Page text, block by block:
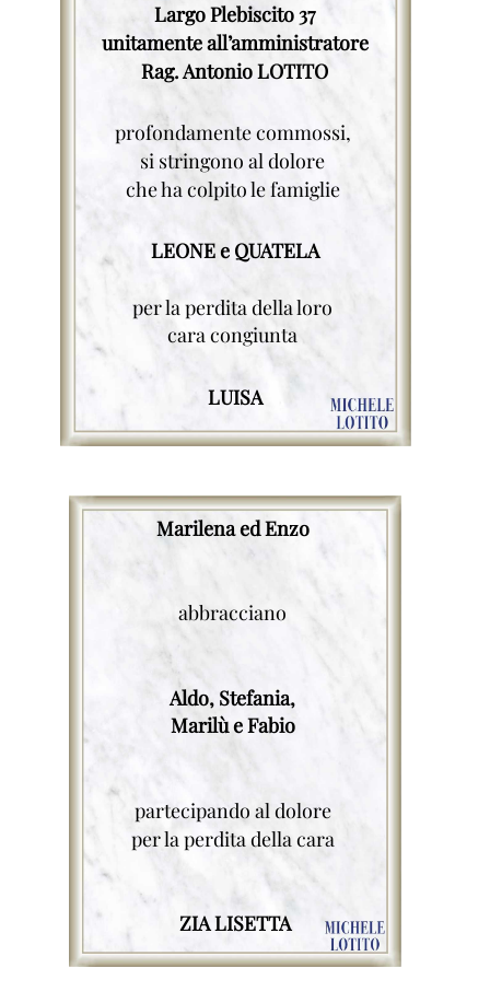
Largo Plebiscito 37
unitamente all’amministratore
Rag. Antonio LOTITO
profondamente commossi,
si stringono al dolore
che ha colpito le famiglie
LEONE e QUATELA
per la perdita della loro
cara congiunta
LUISA
Marilena ed Enzo
abbracciano
Aldo, Stefania,
Marilù e Fabio
partecipando al dolore
per la perdita della cara
ZIA LISETTA